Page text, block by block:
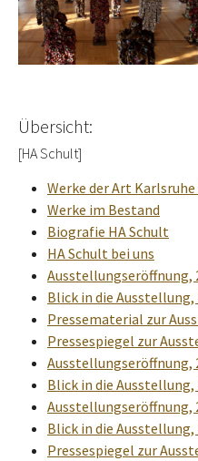
Übersicht:
[HA Schult]
Werke der Art Karlsruhe
Werke im Bestand
Biografie HA Schult
HA Schult bei uns
Ausstellungseröffnung,
Blick in die Ausstellung,
Pressematerial zur
Pressespiegel zur
Ausstellungseröffnung,
Blick in die Ausstellung,
Ausstellungseröffnung,
Blick in die
Pressespiegel zur